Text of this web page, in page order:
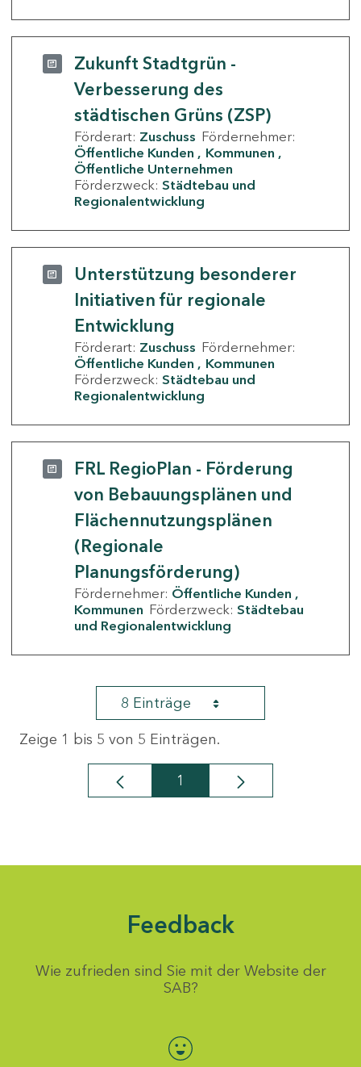
Zukunft Stadtgrün -
Verbesserung des
städtischen Grüns (ZSP)
Förderart: Zuschuss Fördernehmer:
Öffentliche Kunden
Kommunen
Öffentliche Unternehmen
Förderzweck: Städtebau und
Regionalentwicklung
Unterstützung besonderer
Initiativen für regionale
Entwicklung
Förderart: Zuschuss Fördernehmer:
Öffentliche Kunden
Kommunen
Förderzweck: Städtebau und
Regionalentwicklung
FRL RegioPlan - Förderung
von Bebauungsplänen und
Flächennutzungsplänen
(Regionale
Planungsförderung)
Fördernehmer: Öffentliche Kunden
Kommunen Förderzweck: Städtebau
und Regionalentwicklung
8 Einträge
Zeige 1 bis 5 von 5 Einträgen.
Seite
1
Feedback
Wie zufrieden sind Sie mit der Website der
SAB?
Bewertung auswählen